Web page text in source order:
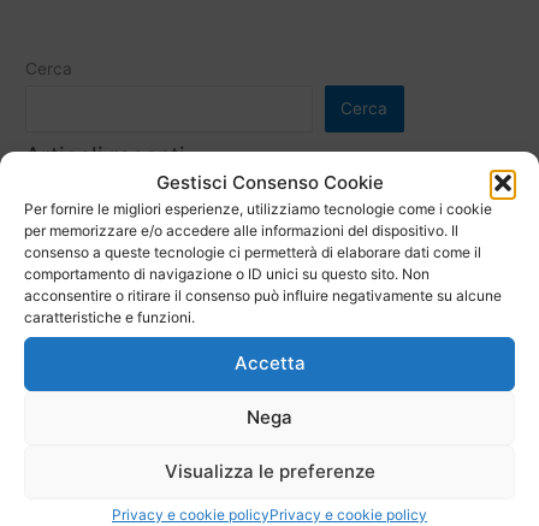
Gestisci Consenso Cookie
Per fornire le migliori esperienze, utilizziamo tecnologie come i cookie
per memorizzare e/o accedere alle informazioni del dispositivo. Il
consenso a queste tecnologie ci permetterà di elaborare dati come il
comportamento di navigazione o ID unici su questo sito. Non
acconsentire o ritirare il consenso può influire negativamente su alcune
caratteristiche e funzioni.
Accetta
Nega
Visualizza le preferenze
Privacy e cookie policyPrivacy e cookie policy
Cerca
Cerca
Articoli recenti
Igiene intima e salute vaginale: le buone abitudini quotidiane
per il benessere femminile
Contraccezione: scegliere il metodo più adatto con la
consulenza della ginecologa
Prima visita ginecologica: quando farla e come prepararsi
Commenti recenti